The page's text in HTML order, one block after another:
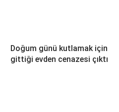
Doğum günü kutlamak için
gittiği evden cenazesi çıktı